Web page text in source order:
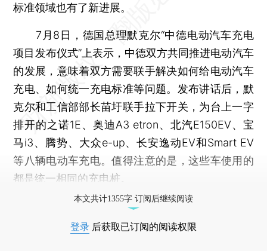
标准领域也有了新进展。
7月8日，德国总理默克尔“中德电动汽车充电
项目发布仪式”上表示，中德双方共同推进电动汽车
的发展，意味着双方需要联手解决如何给电动汽车
充电、如何统一充电标准等问题。发布讲话后，默
克尔和工信部部长苗圩联手拉下开关，为台上一字
排开的之诺1E、奥迪A3 etron、北汽E150EV、宝
马i3、腾势、大众e-up、长安逸动EV和Smart EV
等八辆电动车充电。值得注意的是，这些车使用的
都是统一相同的充电桩。
本文共计1355字 订阅后继续阅读
登录 后获取已订阅的阅读权限